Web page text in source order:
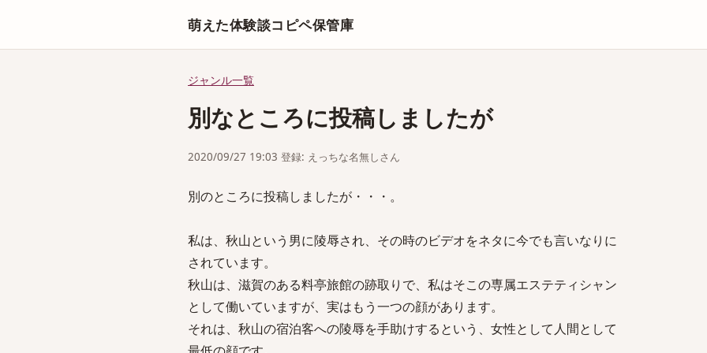
萌えた体験談コピペ保管庫
ジャンル一覧
別なところに投稿しましたが
2020/09/27 19:03 登録: えっちな名無しさん
別のところに投稿しましたが・・・。
私は、秋山という男に陵辱され、その時のビデオをネタに今でも言いなりに
されています。
秋山は、滋賀のある料亭旅館の跡取りで、私はそこの専属エステティシャン
として働いていますが、実はもう一つの顔があります。
それは、秋山の宿泊客への陵辱を手助けするという、女性として人間として